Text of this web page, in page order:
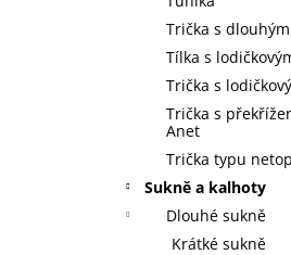
Trička s
Tílka s
Trička s
Trička s
Anet
Trička typu
Sukně a kalhoty
Dlouhé sukně
Krátké sukně